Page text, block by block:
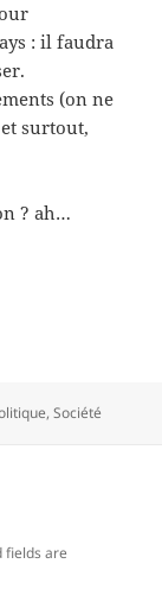
: il faudra
(on ne
surtout,
? ah…
,Société
fields are